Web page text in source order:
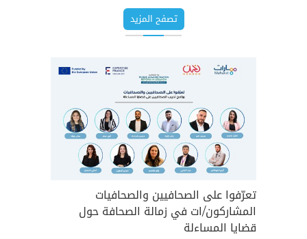
تصفح المزيد
تعرّفوا على الصحافيين والصحافيات
المشاركون/ات في زمالة الصحافة حول
قضايا المساءلة